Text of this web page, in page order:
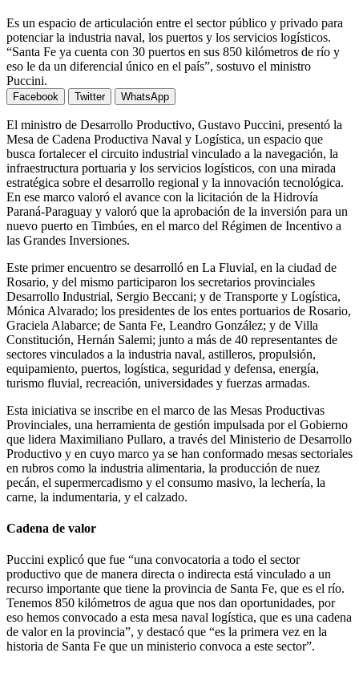
Es un espacio de articulación entre el sector público y privado para
potenciar la industria naval, los puertos y los servicios logísticos.
“Santa Fe ya cuenta con 30 puertos en sus 850 kilómetros de río y
eso le da un diferencial único en el país”, sostuvo el ministro
Puccini.
Facebook Twitter WhatsApp
El ministro de Desarrollo Productivo, Gustavo Puccini, presentó la
Mesa de Cadena Productiva Naval y Logística, un espacio que
busca fortalecer el circuito industrial vinculado a la navegación, la
infraestructura portuaria y los servicios logísticos, con una mirada
estratégica sobre el desarrollo regional y la innovación tecnológica.
En ese marco valoró el avance con la licitación de la Hidrovía
Paraná-Paraguay y valoró que la aprobación de la inversión para un
nuevo puerto en Timbúes, en el marco del Régimen de Incentivo a
las Grandes Inversiones.
Este primer encuentro se desarrolló en La Fluvial, en la ciudad de
Rosario, y del mismo participaron los secretarios provinciales
Desarrollo Industrial, Sergio Beccani; y de Transporte y Logística,
Mónica Alvarado; los presidentes de los entes portuarios de Rosario,
Graciela Alabarce; de Santa Fe, Leandro González; y de Villa
Constitución, Hernán Salemi; junto a más de 40 representantes de
sectores vinculados a la industria naval, astilleros, propulsión,
equipamiento, puertos, logística, seguridad y defensa, energía,
turismo fluvial, recreación, universidades y fuerzas armadas.
Esta iniciativa se inscribe en el marco de las Mesas Productivas
Provinciales, una herramienta de gestión impulsada por el Gobierno
que lidera Maximiliano Pullaro, a través del Ministerio de Desarrollo
Productivo y en cuyo marco ya se han conformado mesas sectoriales
en rubros como la industria alimentaria, la producción de nuez
pecán, el supermercadismo y el consumo masivo, la lechería, la
carne, la indumentaria, y el calzado.
Cadena de valor
Puccini explicó que fue “una convocatoria a todo el sector
productivo que de manera directa o indirecta está vinculado a un
recurso importante que tiene la provincia de Santa Fe, que es el río.
Tenemos 850 kilómetros de agua que nos dan oportunidades, por
eso hemos convocado a esta mesa naval logística, que es una cadena
de valor en la provincia”, y destacó que “es la primera vez en la
historia de Santa Fe que un ministerio convoca a este sector”.